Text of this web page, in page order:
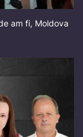
am fi, Moldova